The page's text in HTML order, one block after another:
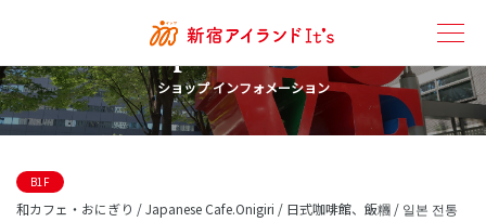
Shop Information
ショップ インフォメーション
B1F
和カフェ・おにぎり / Japanese Cafe.Onigiri / 日式咖啡館、飯糰 / 일본 전통